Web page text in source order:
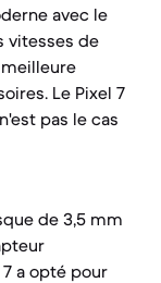
avec le
vitesses de
Le Pixel 7
pas le cas
de 3,5 mm
a opté pour